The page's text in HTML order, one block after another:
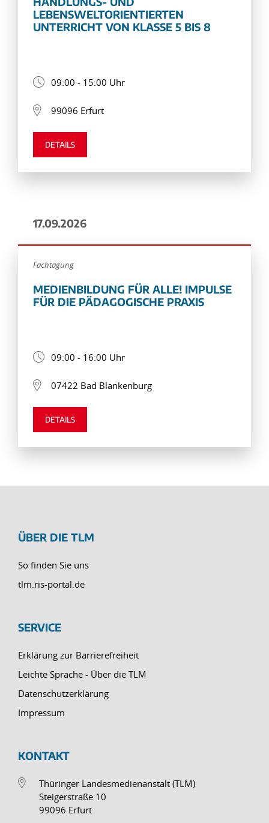
LEBENSWELTORIENTIERTEN
UNTERRICHT VON KLASSE 5 BIS 8
09:00 - 15:00 Uhr
99096 Erfurt
DETAILS
17.09.2026
Fachtagung
MEDIENBILDUNG FÜR ALLE! IMPULSE
FÜR DIE PÄDAGOGISCHE PRAXIS
09:00 - 16:00 Uhr
07422 Bad Blankenburg
DETAILS
ÜBER DIE TLM
So finden Sie uns
tlm.ris-portal.de
SERVICE
Erklärung zur Barrierefreiheit
Leichte Sprache - Über die TLM
Datenschutzerklärung
Impressum
KONTAKT
Thüringer Landesmedienanstalt (TLM)
Steigerstraße 10
99096 Erfurt